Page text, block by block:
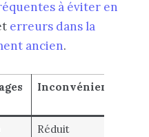
à éviter en
erreurs dans la
ancien.
Inconvénients
Réduit